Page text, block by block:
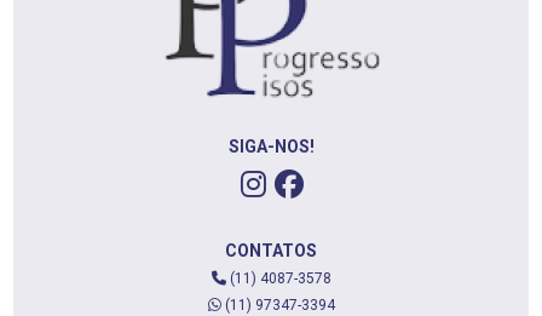
SIGA-NOS!
CONTATOS
(11) 4087-3578
(11) 97347-3394